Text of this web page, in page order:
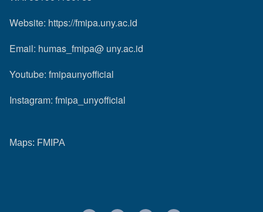
Website: https://fmipa.uny.ac.id
Email: humas_fmipa@ uny.ac.id
Youtube: fmipaunyofficial
Instagram: fmipa_unyofficial
Maps: FMIPA